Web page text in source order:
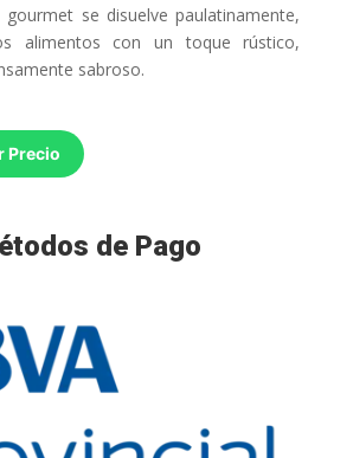
se disuelve paulatinamente,
alimentos con un toque rústico,
sabroso.
Precio
de Pago